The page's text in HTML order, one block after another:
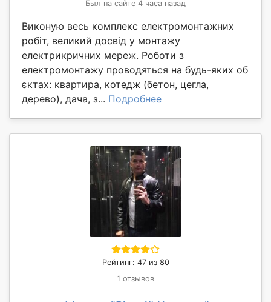
Был на сайте 4 часа назад
Виконую весь комплекс електромонтажних
робіт, великий досвід у монтажу
електрикричних мереж. Роботи з
електромонтажу проводяться на будь-яких об
єктах: квартира, котедж (бетон, цегла,
дерево), дача, з... Подробнее
Рейтинг: 47 из 80
1 отзывов